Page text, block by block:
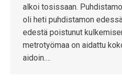
alkoi tosissaan.
oli heti puhdistamon
edestä poistunut
metrotyömaa on aidattu
aidoin.…